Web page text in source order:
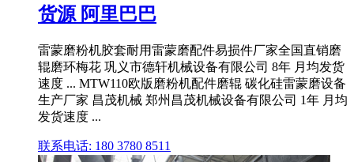
货源 阿里巴巴
雷蒙磨粉机胶套耐用雷蒙磨配件易损件厂家全国直销磨
辊磨环梅花 巩义市德轩机械设备有限公司 8年 月均发货
速度 ... MTW110欧版磨粉机配件磨辊 碳化硅雷蒙磨设备
生产厂家 昌茂机械 郑州昌茂机械设备有限公司 1年 月均
发货速度 ...
联系电话: 180 3780 8511